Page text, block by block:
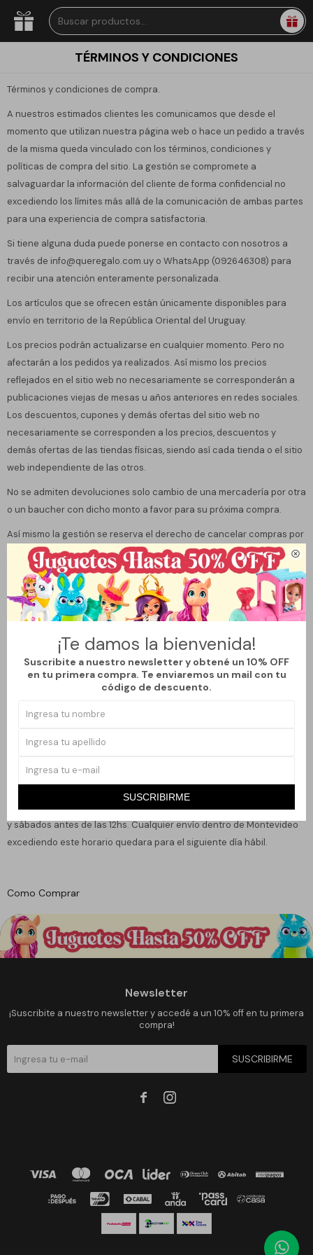

¡Te damos la bienvenida!
Suscribite a nuestro newsletter y obtené un 10% OFF
en tu primera compra. Te enviaremos un mail con tu
código de descuento.
SUSCRIBIRME
TÉRMINOS Y CONDICIONES
Términos y condiciones de compra.
A nuestros estimados clientes les comunicamos que desde el
momento que utilizan nuestra página web o hace un pedido a través
de la misma queda vinculado con los términos, condiciones y
políticas de compra del sitio. La gestión se compromete a
salvaguardar la información del cliente de forma confidencial no
excediendo los límites más allá de la comunicación de ambas partes
para una experiencia de compra satisfactoria.
Si tiene alguna duda puede ponerse en contacto con nosotros a
través de info@queregalo.com.uy o WhatsApp (092646308) para
recibir una atención enteramente personalizada.
Los artículos que se ofrecen están únicamente disponibles para
envío en territorio de la República Oriental del Uruguay.
Los precios podrán actualizarse en cualquier momento. Pero no
afectarán a los pedidos ya realizados. Así mismo los precios
reflejados en el sitio web no necesariamente se corresponderán a
publicaciones viejas de mesas u años anteriores en redes sociales.
Los descuentos, cupones y demás ofertas del sitio web no
necesariamente se corresponden a los precios, descuentos y
demás ofertas de las tiendas físicas, siendo así cada tienda o el sitio
web independiente de las otros.
No se admiten devoluciones solo cambio de una mercadería por otra
o un baucher con dicho monto a favor para su próxima compra.
Así mismo la gestión se reserva el derecho de cancelar compras por
causas de fuerza mayor. Entiendo por causas de fuerza mayor
faltante de stock en épocas pico de trabajo sin tiempo de reposición
o error de stock en el sistema. Al igual que mercadería dañada que
no esté apta para su venta. Se contará con la cortesía de
comunicarse previamente con el cliente en caso de querer
gestionar una compra nueva por dicho monto lo que quiere decir
que las devoluciones son totales o se brinda un cupón de
devolución con ese monto para una próxima compra.
se comunique con el comprador para notificárselo, no antes.
Envío Express
entrega en el día comprando de lunes a viernes antes de las 15:30hs
y sábados antes de las 12hs. Cualquier envío dentro de Montevideo
excediendo este horario quedara para el siguiente día hábil.
Como Comprar
Newsletter
¡Suscribite a nuestro newsletter y accedé a un 10% off en tu primera
compra!
SUSCRIBIRME
 